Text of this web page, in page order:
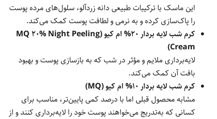
این ماسک با ترکیبات طبیعی دانه زردآلو، سلول‌های مرده پوست
را پاک‌سازی کرده و به نرمی و لطافت پوست کمک می‌کند.
کرم شب لایه بردار 20% ام کیو (MQ 20% Night Peeling
Cream)
لایه‌برداری ملایم و مؤثر در شب که به بازسازی پوست و بهبود
بافت آن کمک می‌کند.
کرم شب لایه بردار 10% ام کیو (MQ)
مشابه محصول قبلی اما با درصد کمی پایین‌تر، مناسب برای
کسانی که به‌تدریج می‌خواهند پوست خود را لایه‌برداری کنند و از